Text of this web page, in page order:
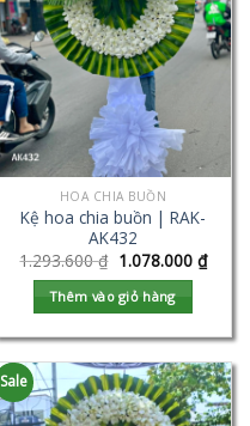
HOA CHIA BUỒN
Kệ hoa chia buồn | RAK-
AK432
1.293.600₫ 1.078.000 ₫
Thêm vào giỏ hàng
Sale